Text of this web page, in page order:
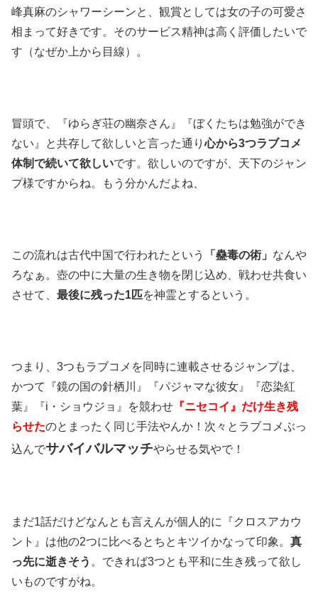
峰真麻のシャワーシーンと、観賞としては女の子の可愛さ
相まって好きです。そのサービス精神は高く評価したいで
す（なぜか上から目線）。
冒頭で、『ゆらぎ荘の幽奈さん』『ぼくたちは勉強ができ
ない』と共存して欲しいと言った通り心から3つラブコメ
体制で続いて欲しいです。欲しいのですが、天下のジャン
プ様ですからね。もう分かんだよね、
この流れは古代中国で行われたという 「蠱毒の術」 なんや
ろなぁ。壺の中に大量の生き物を閉じ込め、戦わせ共食い
させて、 最後に残った1匹を神霊とするという。
つまり、3つもラブコメを同時に連載させるジャンプは、
かつて『鏡の国の針栖川』『パジャマな彼女』『恋染紅
葉』『i・ショウジョ』を競わせ 『ニセコイ』だけ生き残
らせたのとまったく同じ手法やんか！次々とラブコメぶっ
込んでサバイバルマッチやらせる気やで！
まだ1話だけどなんとも言えんが個人的に『クロスアカウ
ント』は他の2つに比べるとちとキツイかなって印象。 真
っ先に逝きそう 。できれば3つとも平和に生き残って欲し
いものですがね。